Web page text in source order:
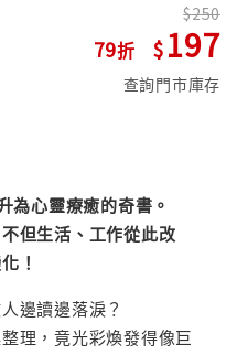
79
250
197
查詢門市庫存
為心靈療癒的奇書。
但生活、工作從此改
！
邊讀邊落淚？
理，竟光彩煥發得像巨